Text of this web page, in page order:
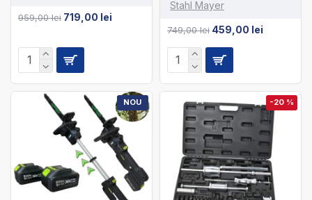
959,00 lei 719,00 lei
Stahl Mayer
749,00 lei 459,00 lei
NOU -20 %